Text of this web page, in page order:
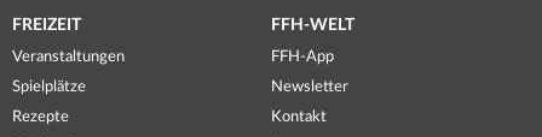
FREIZEIT
Veranstaltungen
Spielplätze
Rezepte
FFH-WELT
FFH-App
Newsletter
Kontakt